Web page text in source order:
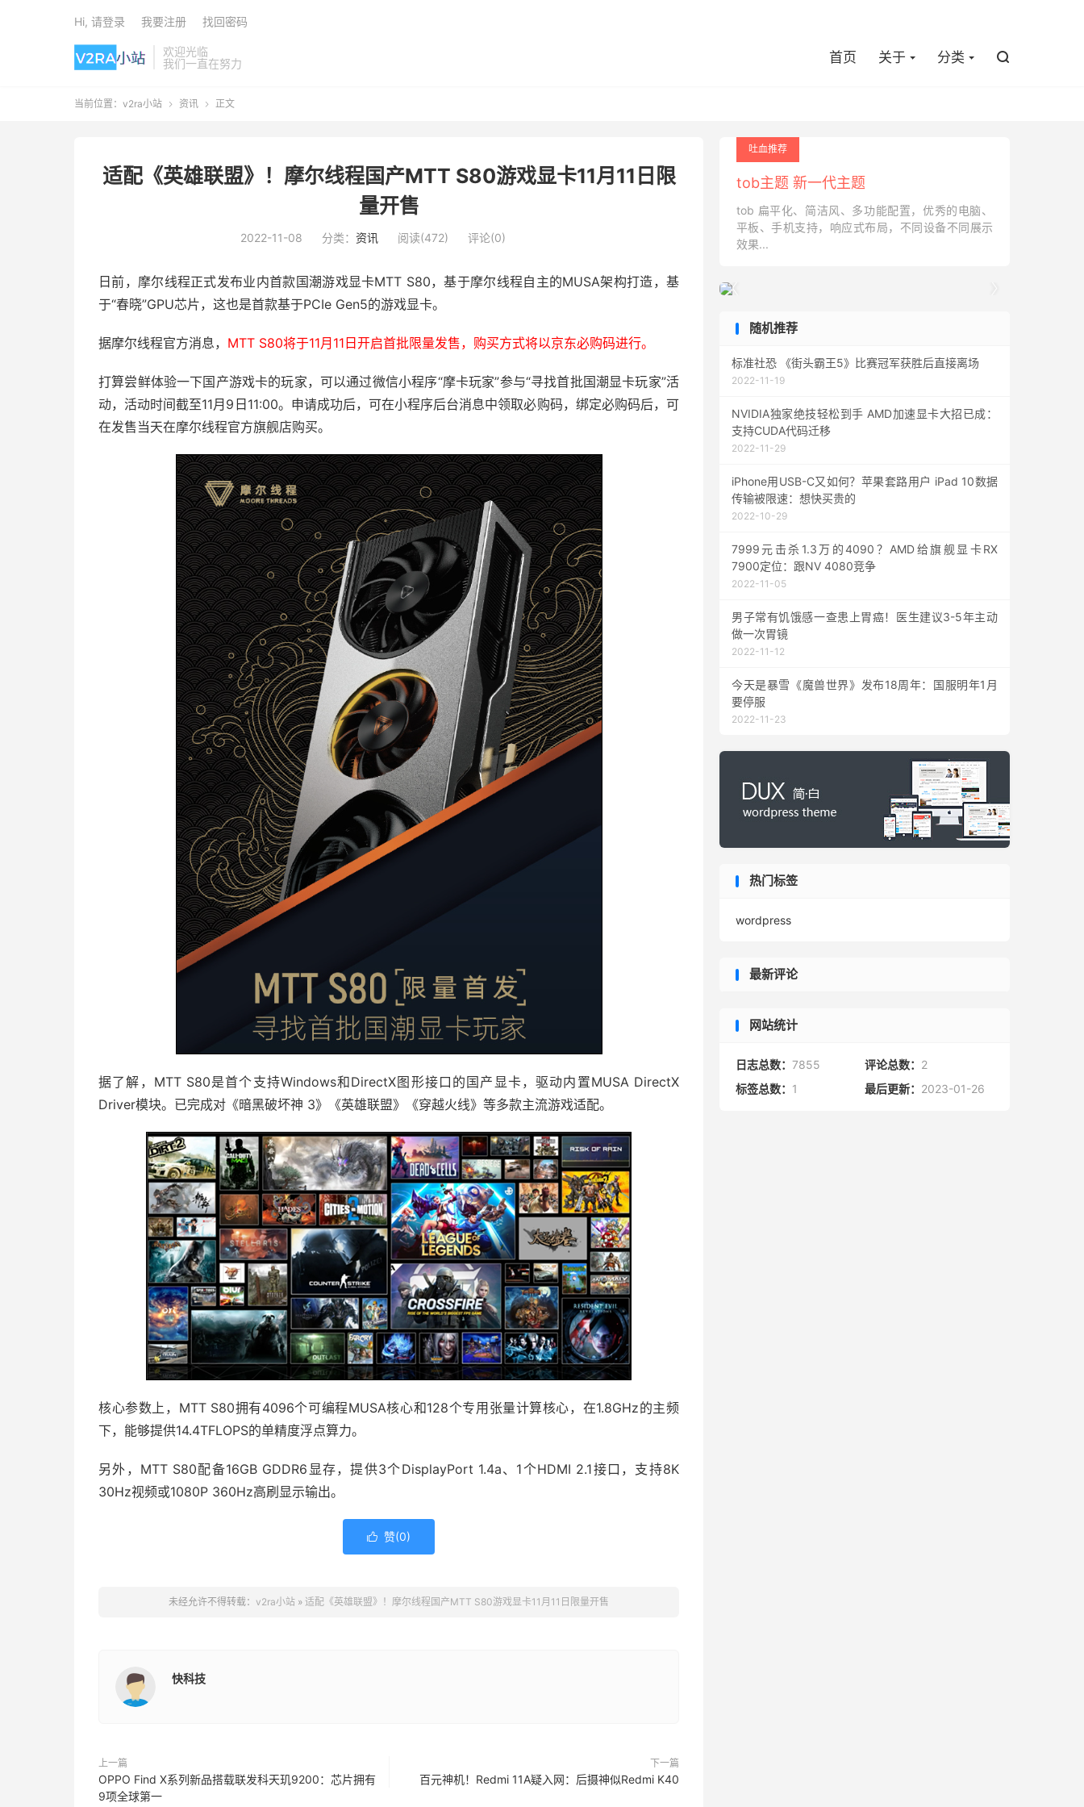
欢迎光临
我们一直在努力
首页 关于 分类 
Hi, 请登录 我要注册 找回密码
当前位置： v2ra小站  资讯  正文
适配《英雄联盟》！摩尔线程国产MTT S80游戏显卡11月11日限
量开售
2022-11-08 分类： 资讯 阅读(472) 评论(0)
日前，摩尔线程正式发布业内首款国潮游戏显卡MTT S80，基于摩尔线程自主的MUSA架构打造，基
于“春晓”GPU芯片，这也是首款基于PCIe Gen5的游戏显卡。
据摩尔线程官方消息， MTT S80将于11月11日开启首批限量发售，购买方式将以京东必购码进行。
打算尝鲜体验一下国产游戏卡的玩家，可以通过微信小程序“摩卡玩家”参与“寻找首批国潮显卡玩家”活
动，活动时间截至11月9日11:00。申请成功后，可在小程序后台消息中领取必购码，绑定必购码后，可
在发售当天在摩尔线程官方旗舰店购买。
据了解，MTT S80是首个支持Windows和DirectX图形接口的国产显卡，驱动内置MUSA DirectX
Driver模块。已完成对《暗黑破坏神 3》《英雄联盟》《穿越火线》等多款主流游戏适配。
核心参数上，MTT S80拥有4096个可编程MUSA核心和128个专用张量计算核心，在1.8GHz的主频
下，能够提供14.4TFLOPS的单精度浮点算力。
另外，MTT S80配备16GB GDDR6显存，提供3个DisplayPort 1.4a、1个HDMI 2.1接口，支持8K
30Hz视频或1080P 360Hz高刷显示输出。
 赞(0)
未经允许不得转载： v2ra小站 » 适配《英雄联盟》！摩尔线程国产MTT S80游戏显卡11月11日限量开售
快科技
上一篇
OPPO Find X系列新品搭载联发科天玑9200：芯片拥有
9项全球第一
下一篇
百元神机！Redmi 11A疑入网：后摄神似Redmi K40
吐血推荐
tob主题 新一代主题
tob 扁平化、简洁风、多功能配置，优秀的电脑、
平板、手机支持，响应式布局，不同设备不同展示
效果...

随机推荐
标准社恐 《街头霸王5》比赛冠军获胜后直接离场
2022-11-19
NVIDIA独家绝技轻松到手 AMD加速显卡大招已成：
支持CUDA代码迁移
2022-11-29
iPhone用USB-C又如何？苹果套路用户 iPad 10数据
传输被限速：想快买贵的
2022-10-29
7999元击杀1.3万的4090？AMD给旗舰显卡RX
7900定位：跟NV 4080竞争
2022-11-05
男子常有饥饿感一查患上胃癌！医生建议3-5年主动
做一次胃镜
2022-11-12
今天是暴雪《魔兽世界》发布18周年：国服明年1月
要停服
2022-11-23
热门标签
wordpress
最新评论
网站统计
日志总数： 7855 评论总数： 2
标签总数： 1 最后更新： 2023-01-26